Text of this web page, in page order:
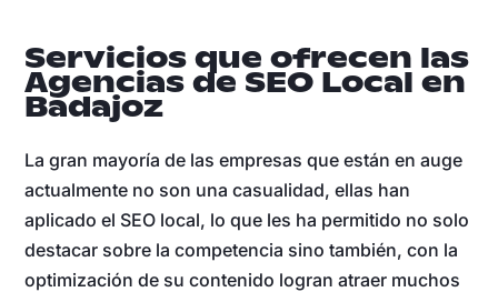
Servicios que ofrecen las
Agencias de SEO Local en
Badajoz
La gran mayoría de las empresas que están en auge
actualmente no son una casualidad, ellas han
aplicado el SEO local, lo que les ha permitido no solo
destacar sobre la competencia sino también, con la
optimización de su contenido logran atraer muchos